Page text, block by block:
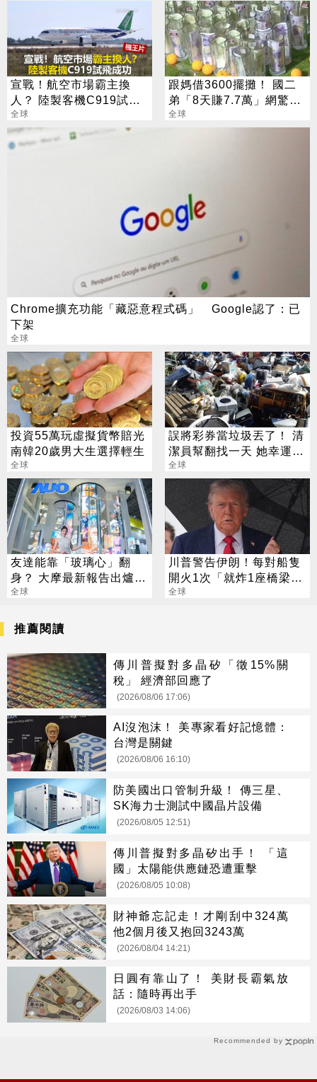
宣戰！航空市場霸主換
人？ 陸製客機C919試飛
成功
全球
跟媽借3600擺攤！ 國二
弟「8天賺7.7萬」網驚
呆：商業奇才
全球
Chrome擴充功能「藏惡意程式碼」 Google認了：已
下架
全球
投資55萬玩虛擬貨幣賠光
南韓20歲男大生選擇輕生
全球
誤將彩券當垃圾丟了！ 清
潔員幫翻找一天 她幸運撿
回3700萬
全球
友達能靠「玻璃心」翻
身？ 大摩最新報告出爐
目標價也曝光
全球
川普警告伊朗！每對船隻
開火1次「就炸1座橋梁或
發電廠」
全球
Recommended by
推薦閱讀
傳川普擬對多晶矽「徵15%關
稅」 經濟部回應了
(2026/08/06 17:06)
AI沒泡沫！ 美專家看好記憶體：
台灣是關鍵
(2026/08/06 16:10)
防美國出口管制升級！ 傳三星、
SK海力士測試中國晶片設備
(2026/08/05 12:51)
傳川普擬對多晶矽出手！ 「這
國」太陽能供應鏈恐遭重擊
(2026/08/05 10:08)
財神爺忘記走！才剛刮中324萬
他2個月後又抱回3243萬
(2026/08/04 14:21)
日圓有靠山了！ 美財長霸氣放
話：隨時再出手
(2026/08/03 14:06)